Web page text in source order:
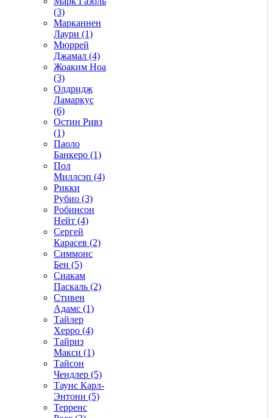
(3)
Марканнен
Лаури (1)
Мюррей
Джамал (4)
Жоаким Ноа
(3)
Олдридж
Ламаркус
(6)
Остин Ривз
(1)
Паоло
Банкеро (1)
Пол
Миллсэп (4)
Рикки
Рубио (3)
Робинсон
Нейт (4)
Сергей
Карасев (2)
Симмонс
Бен (5)
Сиакам
Паскаль (2)
Стивен
Адамс (1)
Тайлер
Херро (4)
Тайриз
Макси (1)
Тайсон
Чендлер (5)
Таунс Карл-
Энтони (5)
Терренс